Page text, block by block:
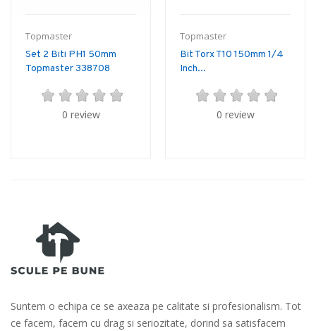
Topmaster
Set 2 Biti PH1 50mm
Topmaster 338708
0 review
Topmaster
Bit Torx T10 150mm 1/4
Inch...
0 review
Suntem o echipa ce se axeaza pe calitate si profesionalism. Tot
ce facem, facem cu drag si seriozitate, dorind sa satisfacem